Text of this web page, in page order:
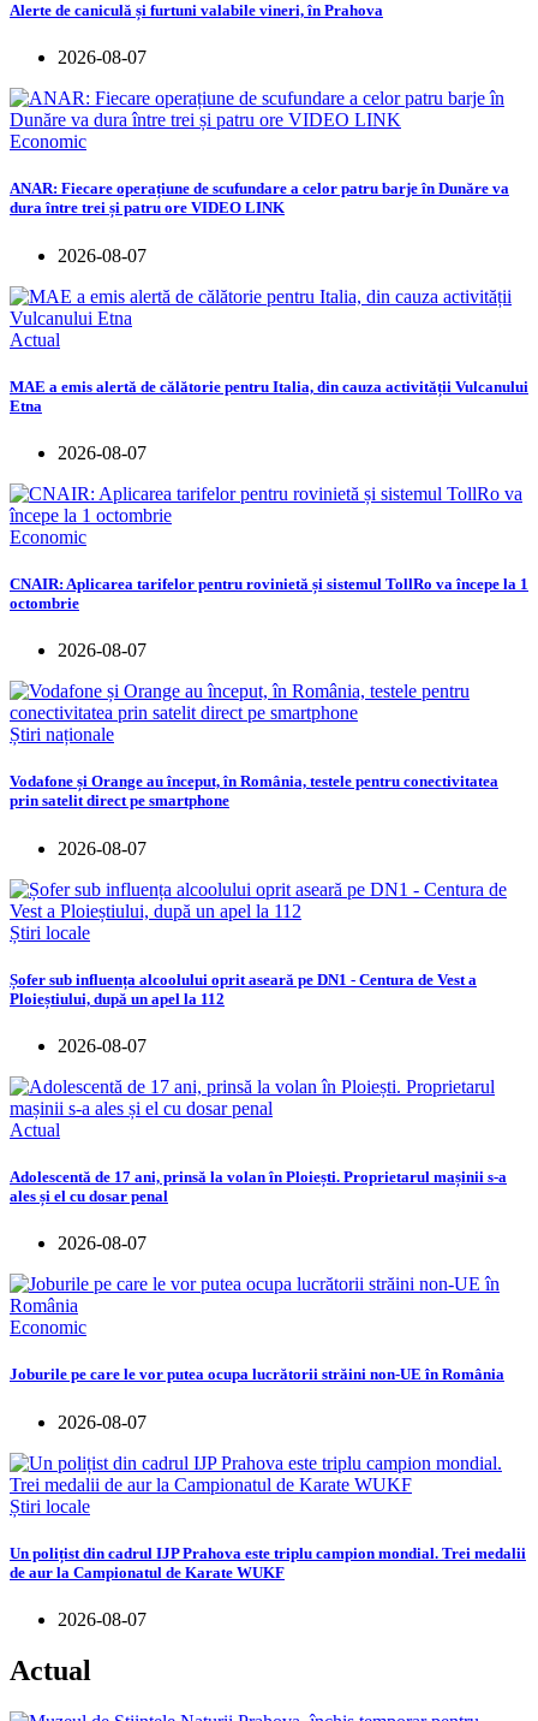
Alerte de caniculă și furtuni valabile vineri, în Prahova
2026-08-07
Economic
ANAR: Fiecare operațiune de scufundare a celor patru barje în Dunăre va
dura între trei și patru ore VIDEO LINK
2026-08-07
Actual
MAE a emis alertă de călătorie pentru Italia, din cauza activității Vulcanului
Etna
2026-08-07
Economic
CNAIR: Aplicarea tarifelor pentru rovinietă și sistemul TollRo va începe la 1
octombrie
2026-08-07
Știri naționale
Vodafone și Orange au început, în România, testele pentru conectivitatea
prin satelit direct pe smartphone
2026-08-07
Știri locale
Șofer sub influența alcoolului oprit aseară pe DN1 - Centura de Vest a
Ploieștiului, după un apel la 112
2026-08-07
Actual
Adolescentă de 17 ani, prinsă la volan în Ploiești. Proprietarul mașinii s-a
ales și el cu dosar penal
2026-08-07
Economic
Joburile pe care le vor putea ocupa lucrătorii străini non-UE în România
2026-08-07
Știri locale
Un polițist din cadrul IJP Prahova este triplu campion mondial. Trei medalii
de aur la Campionatul de Karate WUKF
2026-08-07
Actual